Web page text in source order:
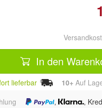
In den
lieferbar 10+ Auf
,
,